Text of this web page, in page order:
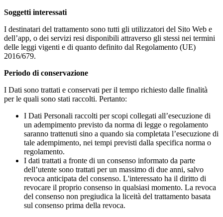
Soggetti interessati
I destinatari del trattamento sono tutti gli utilizzatori del Sito Web e
dell’app, o dei servizi resi disponibili attraverso gli stessi nei termini
delle leggi vigenti e di quanto definito dal Regolamento (UE)
2016/679.
Periodo di conservazione
I Dati sono trattati e conservati per il tempo richiesto dalle finalità
per le quali sono stati raccolti. Pertanto:
I Dati Personali raccolti per scopi collegati all’esecuzione di
un adempimento previsto da norma di legge o regolamento
saranno trattenuti sino a quando sia completata l’esecuzione di
tale adempimento, nei tempi previsti dalla specifica norma o
regolamento.
I dati trattati a fronte di un consenso informato da parte
dell’utente sono trattati per un massimo di due anni, salvo
revoca anticipata del consenso. L'interessato ha il diritto di
revocare il proprio consenso in qualsiasi momento. La revoca
del consenso non pregiudica la liceità del trattamento basata
sul consenso prima della revoca.